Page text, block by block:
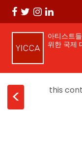
아티스트
위한 국제
< this